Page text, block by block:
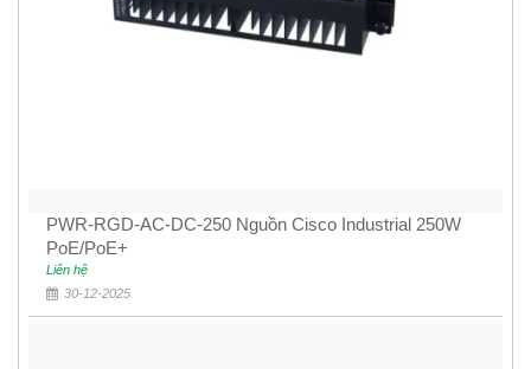
PWR-RGD-AC-DC-250 Nguồn Cisco Industrial 250W
PoE/PoE+
Liên hệ
30-12-2025